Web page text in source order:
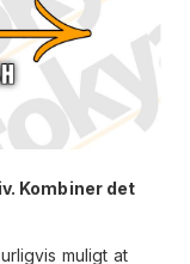
Kombiner det
muligt at